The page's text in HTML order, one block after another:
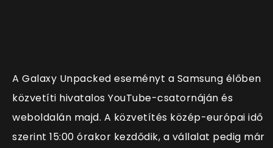
A Galaxy Unpacked eseményt a Samsung élőben
közvetíti hivatalos YouTube-csatornáján és
weboldalán majd. A közvetítés közép-európai idő
szerint 15:00 órakor kezdődik, a vállalat pedig már